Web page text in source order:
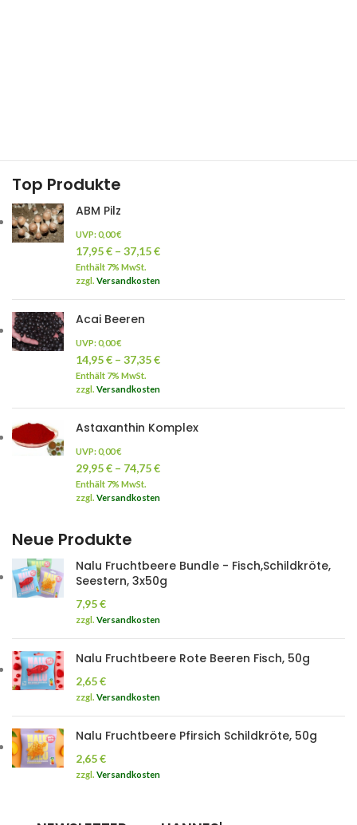
Top Produkte
ABM Pilz
UVP:0,00€
17,95€ – 37,15€
Enthält 7% MwSt.
zzgl. Versandkosten
Acai Beeren
UVP:0,00€
14,95€ – 37,35€
Enthält 7% MwSt.
zzgl. Versandkosten
Astaxanthin Komplex
UVP:0,00€
29,95€ – 74,75€
Enthält 7% MwSt.
zzgl. Versandkosten
Neue Produkte
Nalu Fruchtbeere Bundle - Fisch,Schildkröte,
Seestern, 3x50g
7,95€
zzgl. Versandkosten
Nalu Fruchtbeere Rote Beeren Fisch, 50g
2,65€
zzgl. Versandkosten
Nalu Fruchtbeere Pfirsich Schildkröte, 50g
2,65€
zzgl. Versandkosten